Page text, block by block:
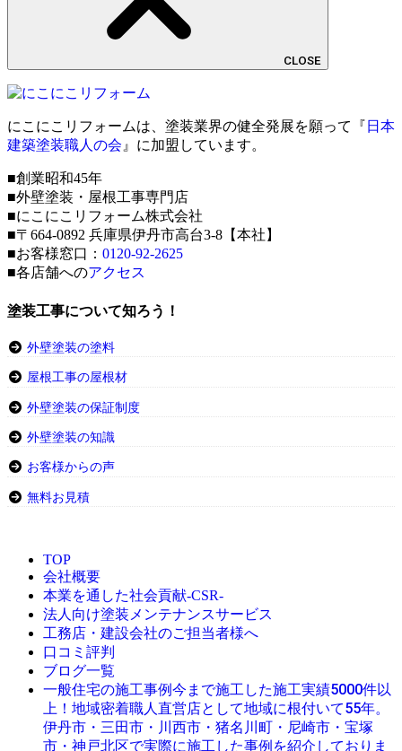
CLOSE
にこにこリフォームは、塗装業界の健全発展を願って『 日本
建築塗装職人の会 』に加盟しています。
■創業昭和45年
■外壁塗装・屋根工事専門店
■にこにこリフォーム株式会社
■〒664-0892 兵庫県伊丹市高台3-8【本社】
■お客様窓口： 0120-92-2625
■各店舗へのアクセス
塗装工事について知ろう！
外壁塗装の塗料
屋根工事の屋根材
外壁塗装の保証制度
外壁塗装の知識
お客様からの声
無料お見積
TOP
会社概要
本業を通した社会貢献-CSR-
法人向け塗装メンテナンスサービス
工務店・建設会社のご担当者様へ
口コミ評判
ブログ一覧
一般住宅の施工事例今まで施工した施工実績5000件以
上！地域密着職人直営店として地域に根付いて55年。
伊丹市・三田市・川西市・猪名川町・尼崎市・宝塚
市・神戸北区で実際に施工した事例を紹介しておりま